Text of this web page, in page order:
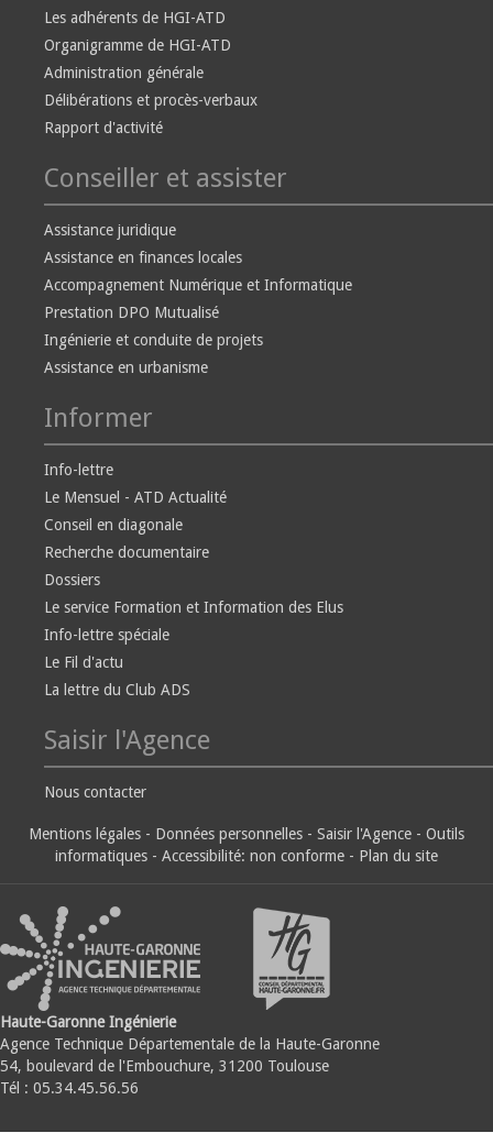
Les adhérents de HGI-ATD
Organigramme de HGI-ATD
Administration générale
Délibérations et procès-verbaux
Rapport d'activité
Conseiller et assister
Assistance juridique
Assistance en finances locales
Accompagnement Numérique et Informatique
Prestation DPO Mutualisé
Ingénierie et conduite de projets
Assistance en urbanisme
Informer
Info-lettre
Le Mensuel - ATD Actualité
Conseil en diagonale
Recherche documentaire
Dossiers
Le service Formation et Information des Elus
Info-lettre spéciale
Le Fil d'actu
La lettre du Club ADS
Saisir l'Agence
Nous contacter
Mentions légales - Données personnelles - Saisir l'Agence - Outils
informatiques - Accessibilité: non conforme - Plan du site
Haute-Garonne Ingénierie
Agence Technique Départementale de la Haute-Garonne
54, boulevard de l'Embouchure, 31200 Toulouse
Tél : 05.34.45.56.56